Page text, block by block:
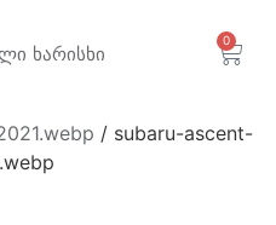
ხარისხი
0
/ subaru-ascent-